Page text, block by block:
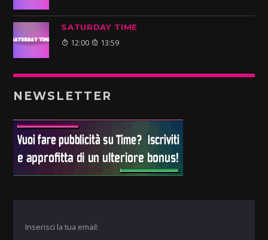
SATURDAY TIME
12:00 13:59
NEWSLETTER
Inserisci la tua email: